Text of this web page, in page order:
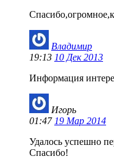
Владимир
19:13 10 Дек 2013
Информация
Игорь
01:47 19 Мар 2014
Удалось успешно
Спасибо!